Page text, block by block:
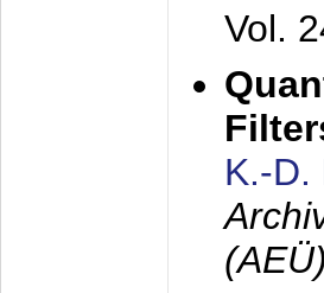
Vol.
K.-D.